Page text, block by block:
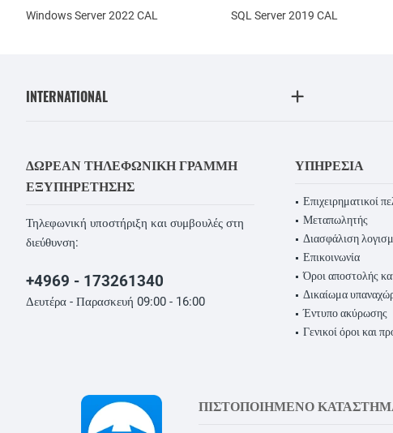
Windows Server 2022 CAL
SQL Server 2019 CAL
INTERNATIONAL
ΔΩΡΕΆΝ ΤΗΛΕΦΩΝΙΚΉ ΓΡΑΜΜΉ
ΕΞΥΠΗΡΈΤΗΣΗΣ
Τηλεφωνική υποστήριξη και συμβουλές στη
διεύθυνση:
+4969 - 173261340
Δευτέρα - Παρασκευή 09:00 - 16:00
ΥΠΗΡΕΣΊΑ
Επιχειρηματικοί
Μεταπωλητής
Διασφάλιση
Επικοινωνία
Όροι αποστολής
Δικαίωμα
Έντυπο ακύρωσης
Γενικοί όροι και
ΠΙΣΤΟΠΟΙΗΜΕΝΟ